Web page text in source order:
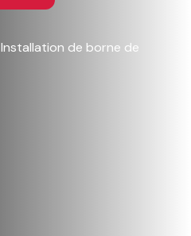
Installation de borne de